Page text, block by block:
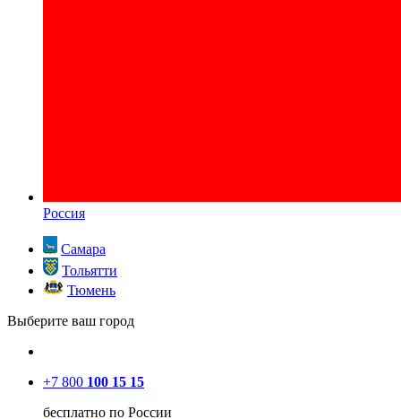
Россия
Самара
Тольятти
Тюмень
Выберите ваш город
+7 800 100 15 15
бесплатно по России